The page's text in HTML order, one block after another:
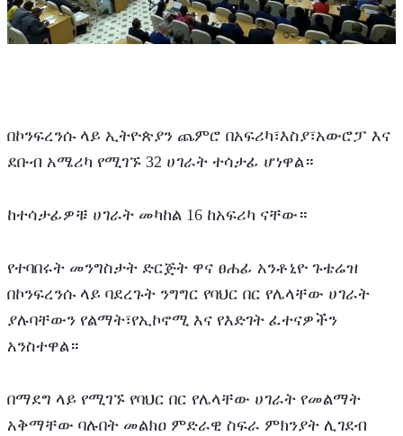
በኮንፍረንሱ ላይ ኢትዮጵያን ጨምሮ በአፍሪካ፣እስያ፣አውሮፓ እና
ደቡብ አሜሪካ የሚገኙ 32 ሀገራት ተሳታፊ ሆነዋል።
ከተሳታፊዎቹ ሀገራት መካከል 16 ከአፍሪካ ናቸው።
የተባበሩት መንግስታት ድርጅት ዋና ፀሐፊ አንቶኒዮ ጉቴሬዝ
በኮንፍረንሱ ላይ ባደረጉት ንግግር የባህር በር የሌላቸው ሀገራት
ያሉባቸውን የልማት፣የኢኮኖሚ እና የእድገት ፈተናዎችን
አንስተዋል።
በማደግ ላይ የሚገኙ የባህር በር የሌላቸው ሀገራት የመልማት
አቅማቸው ባሉበት መልክዐ ምድራዊ ስፍራ ምክንያት ሊገደብ